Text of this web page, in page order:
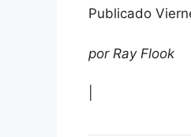
Publicado
por Ray Flook